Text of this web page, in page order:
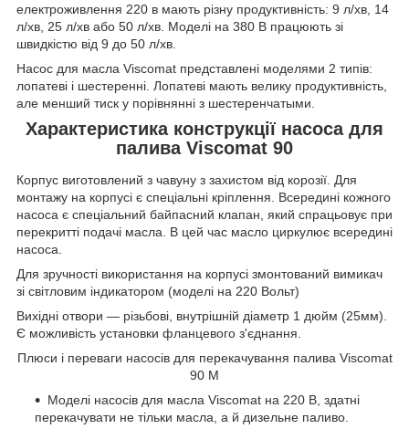
електроживлення 220 в мають різну продуктивність: 9 л/хв, 14
л/хв, 25 л/хв або 50 л/хв. Моделі на 380 В працюють зі
швидкістю від 9 до 50 л/хв.
Насос для масла Viscomat представлені моделями 2 типів:
лопатеві і шестеренні. Лопатеві мають велику продуктивність,
але менший тиск у порівнянні з шестеренчатыми.
Характеристика конструкції насоса для
палива Viscomat 90
Корпус виготовлений з чавуну з захистом від корозії. Для
монтажу на корпусі є спеціальні кріплення. Всередині кожного
насоса є спеціальний байпасний клапан, який спрацьовує при
перекритті подачі масла. В цей час масло циркулює всередині
насоса.
Для зручності використання на корпусі змонтований вимикач
зі світловим індикатором (моделі на 220 Вольт)
Вихідні отвори — різьбові, внутрішній діаметр 1 дюйм (25мм).
Є можливість установки фланцевого з'єднання.
Плюси і переваги насосів для перекачування палива Viscomat
90 M
Моделі насосів для масла Viscomat на 220 В, здатні
перекачувати не тільки масла, а й дизельне паливо.